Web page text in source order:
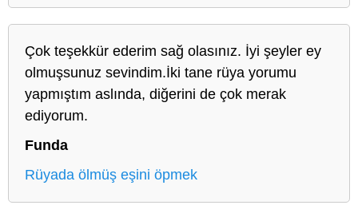
Çok teşekkür ederim sağ olasınız. İyi şeyler ey
olmuşsunuz sevindim.İki tane rüya yorumu
yapmıştım aslında, diğerini de çok merak
ediyorum.
Funda
Rüyada ölmüş eşini öpmek